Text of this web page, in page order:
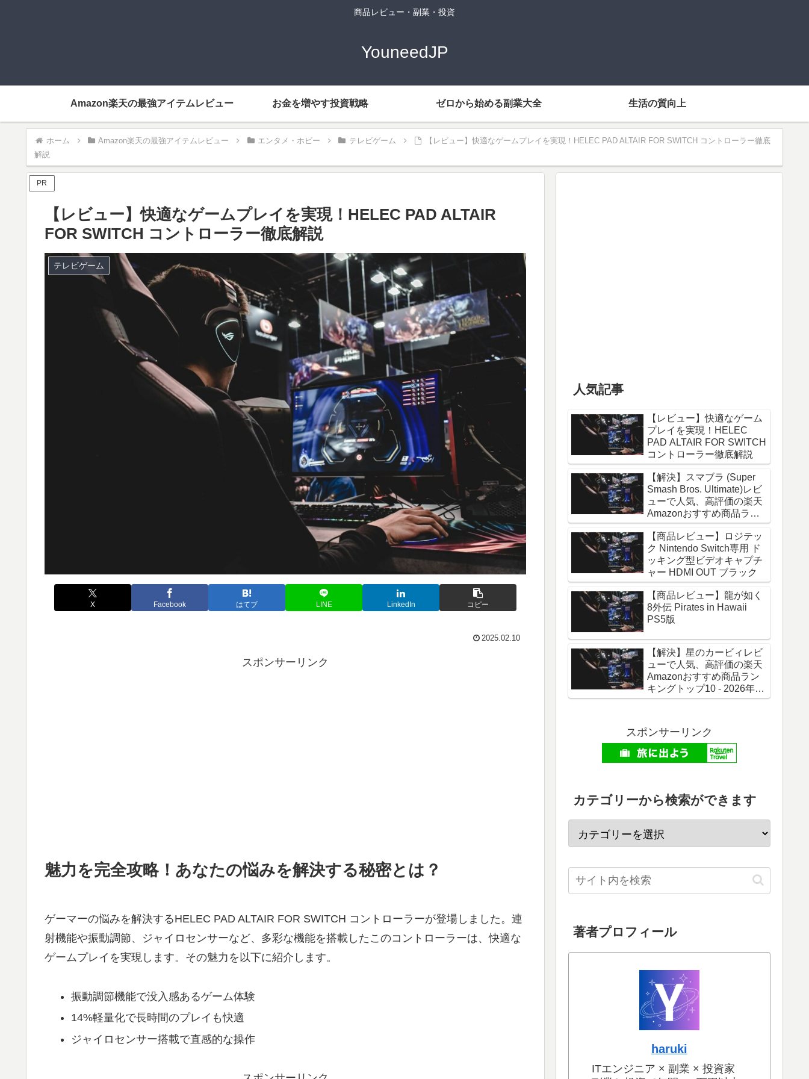
商品レビュー・副業・投資
YouneedJP
Amazon楽天の最強アイテムレビュー お金を増やす投資戦略 ゼロから始める副業大全 生活の質向上
ホーム Amazon楽天の最強アイテムレビュー エンタメ・ホビー テレビゲーム
【レビュー】快適なゲームプレイを実現！HELEC PAD ALTAIR FOR SWITCH コントローラー徹底
解説
PR
【レビュー】快適なゲームプレイを実現！HELEC PAD ALTAIR
FOR SWITCH コントローラー徹底解説
テレビゲーム
X Facebook はてブ LINE LinkedIn コピー
2025.02.10
スポンサーリンク
魅力を完全攻略！あなたの悩みを解決する秘密とは？
ゲーマーの悩みを解決するHELEC PAD ALTAIR FOR SWITCH コントローラーが登場しました。連
射機能や振動調節、ジャイロセンサーなど、多彩な機能を搭載したこのコントローラーは、快適な
ゲームプレイを実現します。その魅力を以下に紹介します。
振動調節機能で没入感あるゲーム体験
14%軽量化で長時間のプレイも快適
ジャイロセンサー搭載で直感的な操作
人気記事
【レビュー】快適なゲーム
プレイを実現！HELEC
PAD ALTAIR FOR SWITCH
コントローラー徹底解説
【解決】スマブラ (Super
Smash Bros. Ultimate)レビ
ューで人気、高評価の楽天
Amazonおすすめ商品ラン
キングトップ10 - 2026年06
月最新版
【商品レビュー】ロジテッ
ク Nintendo Switch専用 ド
ッキング型ビデオキャプチ
ャー HDMI OUT ブラック
【商品レビュー】龍が如く
8外伝 Pirates in Hawaii
PS5版
【解決】星のカービィレビ
ューで人気、高評価の楽天
Amazonおすすめ商品ラン
キングトップ10 - 2026年06
月最新版
スポンサーリンク
カテゴリーから検索ができます
著者プロフィール
haruki
ITエンジニア × 副業 × 投資家